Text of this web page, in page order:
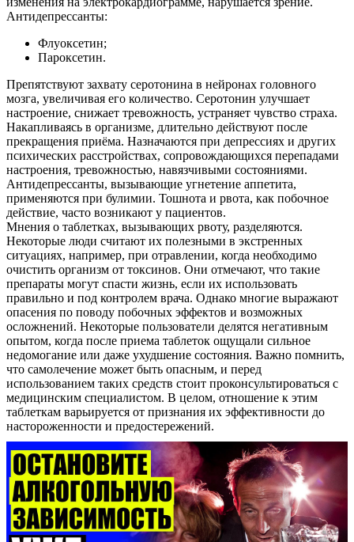
Антидепрессанты:
Флуоксетин;
Пароксетин.
Препятствуют захвату серотонина в нейронах головного
мозга, увеличивая его количество. Серотонин улучшает
настроение, снижает тревожность, устраняет чувство страха.
Накапливаясь в организме, длительно действуют после
прекращения приёма. Назначаются при депрессиях и других
психических расстройствах, сопровождающихся перепадами
настроения, тревожностью, навязчивыми состояниями.
Антидепрессанты, вызывающие угнетение аппетита,
применяются при булимии. Тошнота и рвота, как побочное
действие, часто возникают у пациентов.
Мнения о таблетках, вызывающих рвоту, разделяются.
Некоторые люди считают их полезными в экстренных
ситуациях, например, при отравлении, когда необходимо
очистить организм от токсинов. Они отмечают, что такие
препараты могут спасти жизнь, если их использовать
правильно и под контролем врача. Однако многие выражают
опасения по поводу побочных эффектов и возможных
осложнений. Некоторые пользователи делятся негативным
опытом, когда после приема таблеток ощущали сильное
недомогание или даже ухудшение состояния. Важно помнить,
что самолечение может быть опасным, и перед
использованием таких средств стоит проконсультироваться с
медицинским специалистом. В целом, отношение к этим
таблеткам варьируется от признания их эффективности до
настороженности и предостережений.